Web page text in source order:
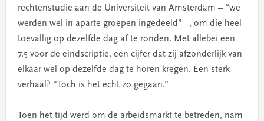
rechtenstudie aan de Universiteit van Amsterdam – “we
werden wel in aparte groepen ingedeeld” –, om die heel
toevallig op dezelfde dag af te ronden. Met allebei een
7,5 voor de eindscriptie, een cijfer dat zij afzonderlijk van
elkaar wel op dezelfde dag te horen kregen. Een sterk
verhaal? “Toch is het echt zo gegaan.”
Toen het tijd werd om de arbeidsmarkt te betreden, nam